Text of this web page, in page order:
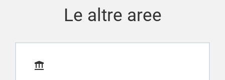
Le altre aree